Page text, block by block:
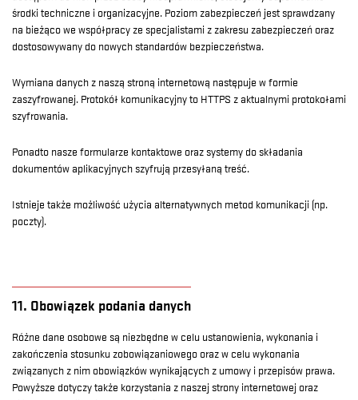
środki techniczne i organizacyjne. Poziom zabezpieczeń jest sprawdzany
na bieżąco we współpracy ze specjalistami z zakresu zabezpieczeń oraz
dostosowywany do nowych standardów bezpieczeństwa.
Wymiana danych z naszą stroną internetową następuje w formie
zaszyfrowanej. Protokół komunikacyjny to HTTPS z aktualnymi protokołami
szyfrowania.
Ponadto nasze formularze kontaktowe oraz systemy do składania
dokumentów aplikacyjnych szyfrują przesyłaną treść.
Istnieje także możliwość użycia alternatywnych metod komunikacji (np.
poczty).
11. Obowiązek podania danych
Różne dane osobowe są niezbędne w celu ustanowienia, wykonania i
zakończenia stosunku zobowiązaniowego oraz w celu wykonania
związanych z nim obowiązków wynikających z umowy i przepisów prawa.
Powyższe dotyczy także korzystania z naszej strony internetowej oraz